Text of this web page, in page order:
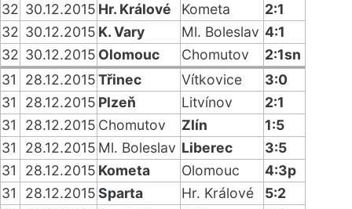
32 30.12.2015 Hr. Králové Kometa
2:1
32 30.12.2015 K. Vary Ml. Boleslav 4:1
32 30.12.2015 Olomouc Chomutov
2:1sn
31
28.12.2015Třinec Vítkovice
3:0
31
28.12.2015 Plzeň Litvínov
2:1
31
28.12.2015 Chomutov Zlín
1:5
31
28.12.2015 Ml. Boleslav Liberec
3:5
31
28.12.2015 Kometa Olomouc
4:3p
31
28.12.2015Sparta Hr. Králové
5:2